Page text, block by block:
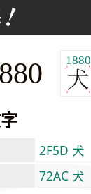
1880
2F5D ⽝
72AC 犬